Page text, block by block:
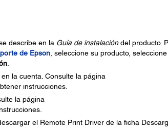
describe en la Guía de instalacióndel producto.
de Epson, seleccione su producto, seleccione
.
la cuenta. Consulte la página
instrucciones.
la página
el Remote Print Driver de la ficha